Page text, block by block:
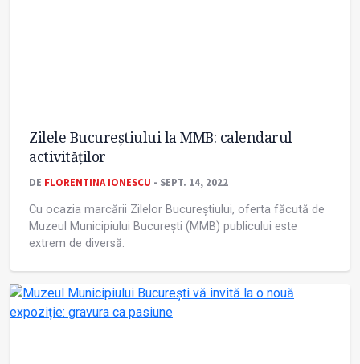
Zilele Bucureștiului la MMB: calendarul
activităților
DE FLORENTINA IONESCU - SEPT. 14, 2022
Cu ocazia marcării Zilelor Bucureștiului, oferta făcută de
Muzeul Municipiului București (MMB) publicului este
extrem de diversă.